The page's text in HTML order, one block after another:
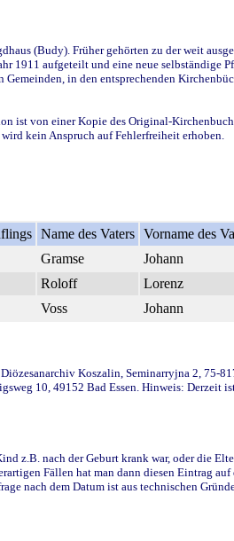
(Budy). Früher gehörten zu der weit
1911 aufgeteilt und eine neue selbständige
in den entsprechenden
ist von einer Kopie des Original-
kein Anspruch auf Fehlerfreiheit erhoben.
Name des Vaters Vorname des
Gramse Johann
Roloff Lorenz
Voss Johann
Koszalin, Seminarryjna 2, 75-
10, 49152 Bad Essen. Hinweis: Derzeit
z.B. nach der Geburt krank war, oder die
Fällen hat man dann diesen Eintrag
nach dem Datum ist aus technischen